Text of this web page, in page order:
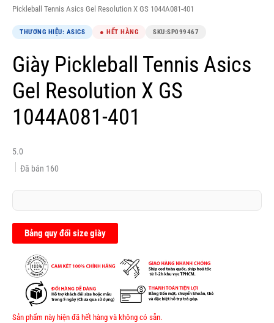
Pickleball Tennis Asics Gel Resolution X GS 1044A081-401
THƯƠNG HIỆU: ASICS ● HẾT HÀNG SKU:SP099467
Giày Pickleball Tennis Asics
Gel Resolution X GS
1044A081-401
5.0
Đã bán 160
Bảng quy đổi size giày
Sản phẩm này hiện đã hết hàng và không có sẵn.